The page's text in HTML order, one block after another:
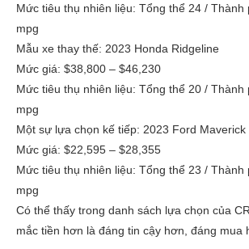
Mức tiêu thụ nhiên liệu: Tổng thể 24 / Thành
mpg
Mẫu xe thay thế: 2023 Honda Ridgeline
Mức giá: $38,800 – $46,230
Mức tiêu thụ nhiên liệu: Tổng thể 20 / Thành
mpg
Một sự lựa chọn kế tiếp: 2023 Ford Maverick
Mức giá: $22,595 – $28,355
Mức tiêu thụ nhiên liệu: Tổng thể 23 / Thành
mpg
Có thể thấy trong danh sách lựa chọn của
mắc tiền hơn là đáng tin cậy hơn, đáng mua